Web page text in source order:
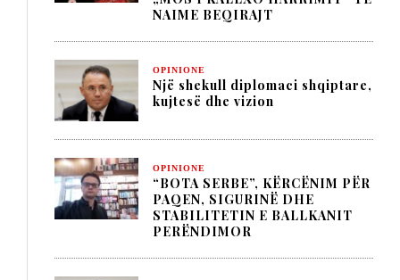
NAIME BEQIRAJT
OPINIONE
Një shekull diplomaci shqiptare,
kujtesë dhe vizion
OPINIONE
“BOTA SERBE”, KËRCËNIM PËR
PAQEN, SIGURINË DHE
STABILITETIN E BALLKANIT
PERËNDIMOR